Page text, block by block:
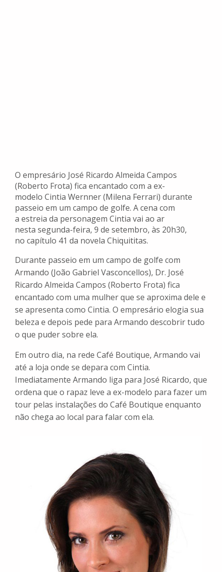
O empresário José Ricardo Almeida Campos
(Roberto Frota) fica encantado com a ex-
modelo Cintia Wernner (Milena Ferrari) durante
passeio em um campo de golfe. A cena com
a estreia da personagem Cintia vai ao ar
nesta segunda-feira, 9 de setembro, às 20h30,
no capítulo 41 da novela Chiquititas.
Durante passeio em um campo de golfe com
Armando (João Gabriel Vasconcellos), Dr. José
Ricardo Almeida Campos (Roberto Frota) fica
encantado com uma mulher que se aproxima dele e
se apresenta como Cintia. O empresário elogia sua
beleza e depois pede para Armando descobrir tudo
o que puder sobre ela.
Em outro dia, na rede Café Boutique, Armando vai
até a loja onde se depara com Cintia.
Imediatamente Armando liga para José Ricardo, que
ordena que o rapaz leve a ex-modelo para fazer um
tour pelas instalações do Café Boutique enquanto
não chega ao local para falar com ela.